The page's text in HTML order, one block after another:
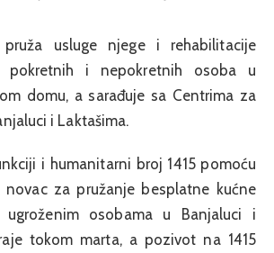
usluge njege i rehabilitacije
pokretnih i nepokretnih osoba u
domu, a sarađuje sa Centrima za
i Laktašima.
i humanitarni broj 1415 pomoću
novac za pružanje besplatne kućne
ugroženim osobama u Banjaluci i
tokom marta, a pozivot na 1415